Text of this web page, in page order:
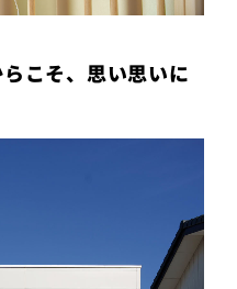
こそ、思い思いに